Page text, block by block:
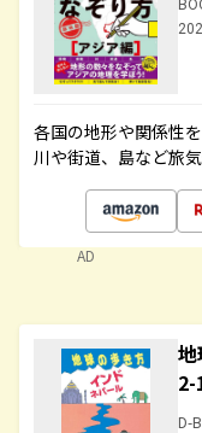
各国の地形や関係性
川や街道、島など旅
AD
2-
D-